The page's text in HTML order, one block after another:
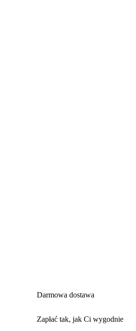
Darmowa dostawa
Zapłać tak, jak Ci wygodnie